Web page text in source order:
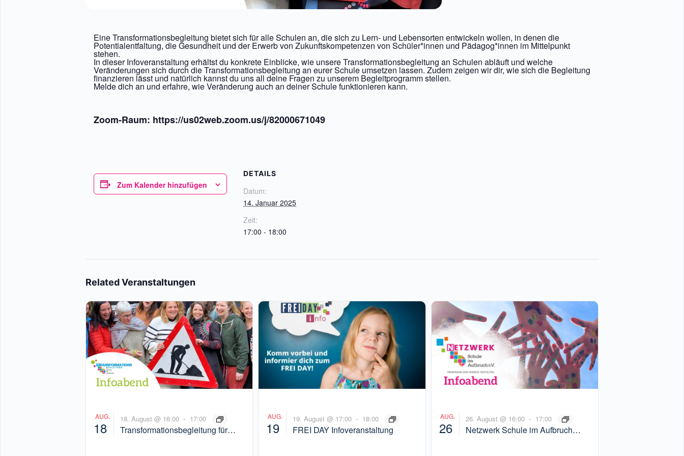
Eine Transformationsbegleitung bietet sich für alle Schulen an, die sich zu Lern- und Lebensorten entwickeln wollen, in denen die
Potentialentfaltung, die Gesundheit und der Erwerb von Zukunftskompetenzen von Schüler*innen und Pädagog*innen im Mittelpunkt
stehen.
In dieser Infoveranstaltung erhältst du konkrete Einblicke, wie unsere Transformationsbegleitung an Schulen abläuft und welche
Veränderungen sich durch die Transformationsbegleitung an eurer Schule umsetzen lassen. Zudem zeigen wir dir, wie sich die Begleitung
finanzieren lässt und natürlich kannst du uns all deine Fragen zu unserem Begleitprogramm stellen.
Melde dich an und erfahre, wie Veränderung auch an deiner Schule funktionieren kann.
Zoom-Raum: https://us02web.zoom.us/j/82000671049
Zum Kalender hinzufügen
DETAILS
Datum:
14. Januar 2025
Zeit:
17:00 - 18:00
Related Veranstaltungen
AUG.
18
18. August @ 16:00 - 17:00
Transformationsbegleitung für
AUG.
19
19. August @ 17:00 - 18:00
FREI DAY Infoveranstaltung
AUG.
26
26. August @ 16:00 - 17:00
Netzwerk Schule im Aufbruch